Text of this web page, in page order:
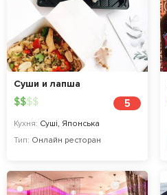
Суши и лапша
Кухня: Суші, Японська
Тип: Онлайн ресторан
5
$$$$